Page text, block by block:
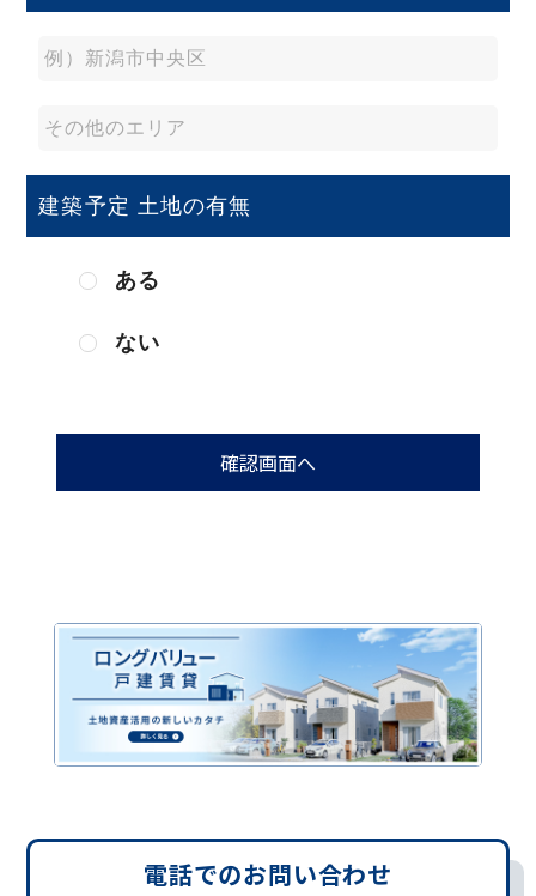
建築予定 土地の有無
ある
ない
電話でのお問い合わせ